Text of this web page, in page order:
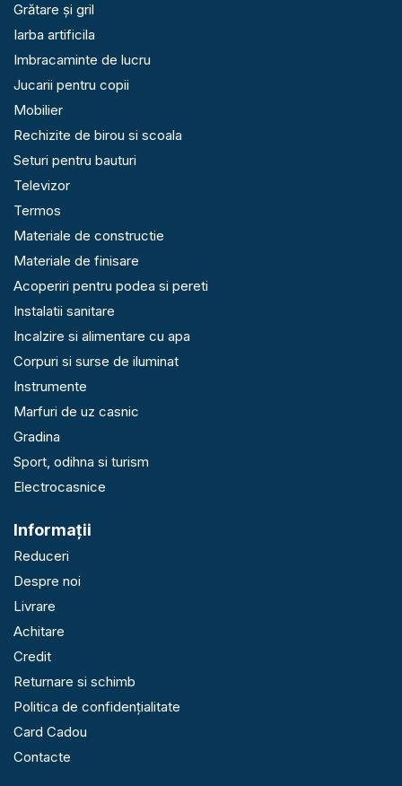
Grătare și gril
Iarba artificila
Imbracaminte de lucru
Jucarii pentru copii
Mobilier
Rechizite de birou si scoala
Seturi pentru bauturi
Televizor
Termos
Materiale de constructie
Materiale de finisare
Acoperiri pentru podea si pereti
Instalatii sanitare
Incalzire si alimentare cu apa
Corpuri si surse de iluminat
Instrumente
Marfuri de uz casnic
Gradina
Sport, odihna si turism
Electrocasnice
Informaţii
Reduceri
Despre noi
Livrare
Achitare
Credit
Returnare si schimb
Politica de confidențialitate
Card Cadou
Contacte